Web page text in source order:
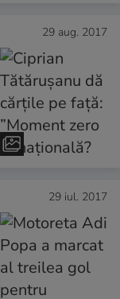
29 aug. 2017
29 iul. 2017